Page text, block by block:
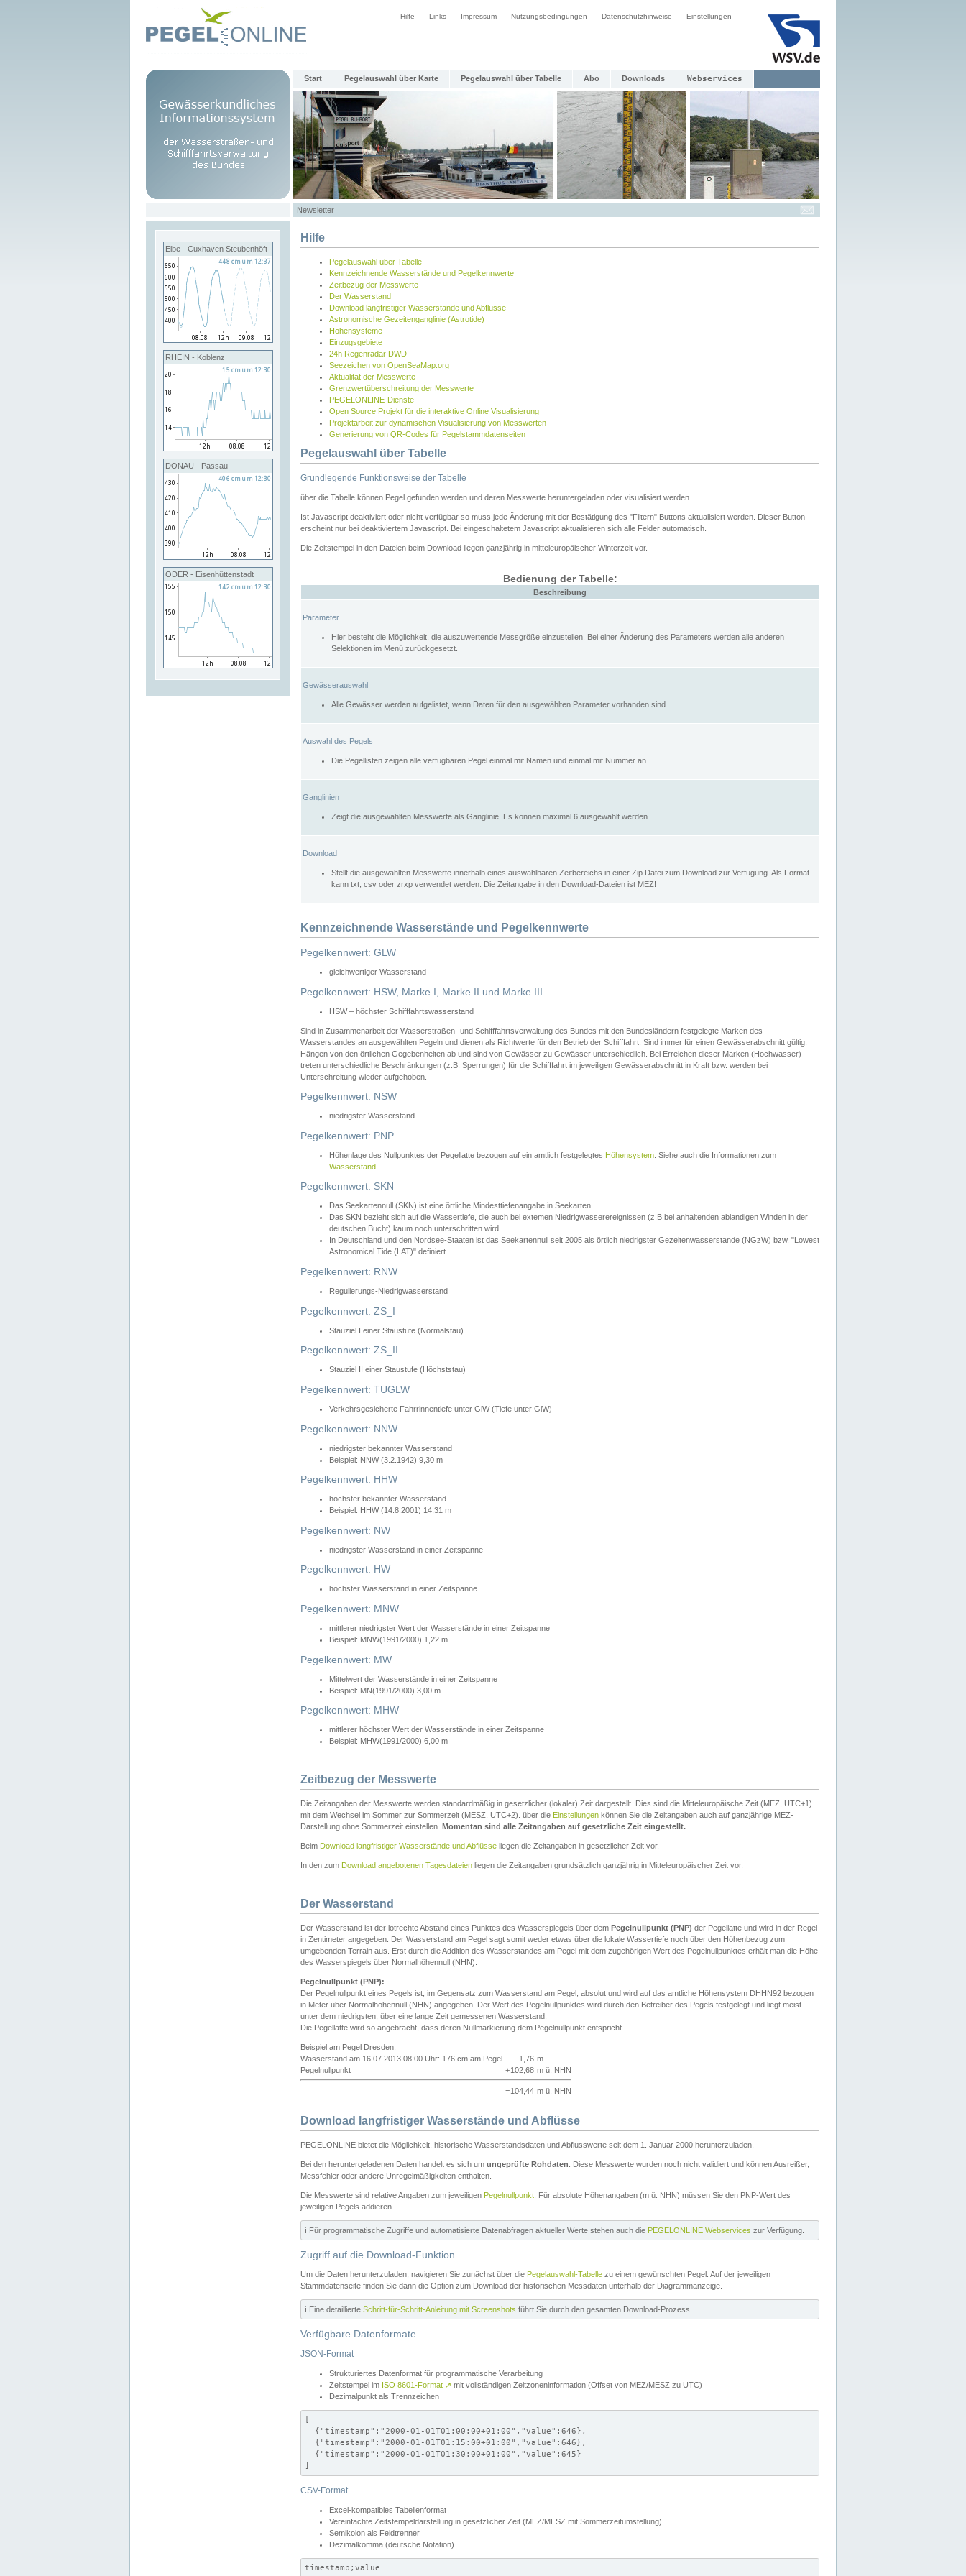
Hilfe Links Impressum Nutzungsbedingungen Datenschutzhinweise Einstellungen
Start Pegelauswahl über Karte Pegelauswahl über Tabelle Abo Downloads Webservices
Newsletter
Elbe - Cuxhaven Steubenhöft
RHEIN - Koblenz
DONAU - Passau
ODER - Eisenhüttenstadt
Hilfe
Pegelauswahl über Tabelle
Kennzeichnende Wasserstände und Pegelkennwerte
Zeitbezug der Messwerte
Der Wasserstand
Download langfristiger Wasserstände und Abflüsse
Astronomische Gezeitenganglinie (Astrotide)
Höhensysteme
Einzugsgebiete
24h Regenradar DWD
Seezeichen von OpenSeaMap.org
Aktualität der Messwerte
Grenzwertüberschreitung der Messwerte
PEGELONLINE-Dienste
Open Source Projekt für die interaktive Online Visualisierung
Projektarbeit zur dynamischen Visualisierung von Messwerten
Generierung von QR-Codes für Pegelstammdatenseiten
Pegelauswahl über Tabelle
Grundlegende Funktionsweise der Tabelle
über die Tabelle können Pegel gefunden werden und deren Messwerte heruntergeladen oder visualisiert werden.
Ist Javascript deaktiviert oder nicht verfügbar so muss jede Änderung mit der Bestätigung des "Filtern" Buttons aktualisiert werden. Dieser Button
erscheint nur bei deaktiviertem Javascript. Bei eingeschaltetem Javascript aktualisieren sich alle Felder automatisch.
Die Zeitstempel in den Dateien beim Download liegen ganzjährig in mitteleuropäischer Winterzeit vor.
Bedienung der Tabelle:
Beschreibung
Parameter
Hier besteht die Möglichkeit, die auszuwertende Messgröße einzustellen. Bei einer Änderung des Parameters werden alle anderen
Selektionen im Menü zurückgesetzt.
Gewässerauswahl
Alle Gewässer werden aufgelistet, wenn Daten für den ausgewählten Parameter vorhanden sind.
Auswahl des Pegels
Die Pegellisten zeigen alle verfügbaren Pegel einmal mit Namen und einmal mit Nummer an.
Ganglinien
Zeigt die ausgewählten Messwerte als Ganglinie. Es können maximal 6 ausgewählt werden.
Download
Stellt die ausgewählten Messwerte innerhalb eines auswählbaren Zeitbereichs in einer Zip Datei zum Download zur Verfügung. Als Format
kann txt, csv oder zrxp verwendet werden. Die Zeitangabe in den Download-Dateien ist MEZ!
Kennzeichnende Wasserstände und Pegelkennwerte
Pegelkennwert: GLW
gleichwertiger Wasserstand
Pegelkennwert: HSW, Marke I, Marke II und Marke III
HSW – höchster Schifffahrtswasserstand
Sind in Zusammenarbeit der Wasserstraßen- und Schifffahrtsverwaltung des Bundes mit den Bundesländern festgelegte Marken des
Wasserstandes an ausgewählten Pegeln und dienen als Richtwerte für den Betrieb der Schifffahrt. Sind immer für einen Gewässerabschnitt gültig.
Hängen von den örtlichen Gegebenheiten ab und sind von Gewässer zu Gewässer unterschiedlich. Bei Erreichen dieser Marken (Hochwasser)
treten unterschiedliche Beschränkungen (z.B. Sperrungen) für die Schifffahrt im jeweiligen Gewässerabschnitt in Kraft bzw. werden bei
Unterschreitung wieder aufgehoben.
Pegelkennwert: NSW
niedrigster Wasserstand
Pegelkennwert: PNP
Höhenlage des Nullpunktes der Pegellatte bezogen auf ein amtlich festgelegtes Höhensystem . Siehe auch die Informationen zum
Wasserstand
Pegelkennwert: SKN
Das Seekartennull (SKN) ist eine örtliche Mindesttiefenangabe in Seekarten.
Das SKN bezieht sich auf die Wassertiefe, die auch bei extemen Niedrigwasserereignissen (z.B bei anhaltenden ablandigen Winden in der
deutschen Bucht) kaum noch unterschritten wird.
In Deutschland und den Nordsee-Staaten ist das Seekartennull seit 2005 als örtlich niedrigster Gezeitenwasserstande (NGzW) bzw. "Lowest
Astronomical Tide (LAT)" definiert.
Pegelkennwert: RNW
Regulierungs-Niedrigwasserstand
Pegelkennwert: ZS_I
Stauziel I einer Staustufe (Normalstau)
Pegelkennwert: ZS_II
Stauziel II einer Staustufe (Höchststau)
Pegelkennwert: TUGLW
Verkehrsgesicherte Fahrrinnentiefe unter GlW (Tiefe unter GlW)
Pegelkennwert: NNW
niedrigster bekannter Wasserstand
Beispiel: NNW (3.2.1942) 9,30 m
Pegelkennwert: HHW
höchster bekannter Wasserstand
Beispiel: HHW (14.8.2001) 14,31 m
Pegelkennwert: NW
niedrigster Wasserstand in einer Zeitspanne
Pegelkennwert: HW
höchster Wasserstand in einer Zeitspanne
Pegelkennwert: MNW
mittlerer niedrigster Wert der Wasserstände in einer Zeitspanne
Beispiel: MNW(1991/2000) 1,22 m
Pegelkennwert: MW
Mittelwert der Wasserstände in einer Zeitspanne
Beispiel: MN(1991/2000) 3,00 m
Pegelkennwert: MHW
mittlerer höchster Wert der Wasserstände in einer Zeitspanne
Beispiel: MHW(1991/2000) 6,00 m
Zeitbezug der Messwerte
Die Zeitangaben der Messwerte werden standardmäßig in gesetzlicher (lokaler) Zeit dargestellt. Dies sind die Mitteleuropäische Zeit (MEZ, UTC+1)
mit dem Wechsel im Sommer zur Sommerzeit (MESZ, UTC+2). über die Einstellungen können Sie die Zeitangaben auch auf ganzjährige MEZ-
Darstellung ohne Sommerzeit einstellen. Momentan sind alle Zeitangaben auf gesetzliche Zeit eingestellt.
Beim Download langfristiger Wasserstände und Abflüsse liegen die Zeitangaben in gesetzlicher Zeit vor.
In den zum Download angebotenen Tagesdateien liegen die Zeitangaben grundsätzlich ganzjährig in Mitteleuropäischer Zeit vor.
Der Wasserstand
Der Wasserstand ist der lotrechte Abstand eines Punktes des Wasserspiegels über dem Pegelnullpunkt (PNP) der Pegellatte und wird in der Regel
in Zentimeter angegeben. Der Wasserstand am Pegel sagt somit weder etwas über die lokale Wassertiefe noch über den Höhenbezug zum
umgebenden Terrain aus. Erst durch die Addition des Wasserstandes am Pegel mit dem zugehörigen Wert des Pegelnullpunktes erhält man die Höhe
des Wasserspiegels über Normalhöhennull (NHN).
Pegelnullpunkt (PNP):
Der Pegelnullpunkt eines Pegels ist, im Gegensatz zum Wasserstand am Pegel, absolut und wird auf das amtliche Höhensystem DHHN92 bezogen
in Meter über Normalhöhennull (NHN) angegeben. Der Wert des Pegelnullpunktes wird durch den Betreiber des Pegels festgelegt und liegt meist
unter dem niedrigsten, über eine lange Zeit gemessenen Wasserstand.
Die Pegellatte wird so angebracht, dass deren Nullmarkierung dem Pegelnullpunkt entspricht.
Beispiel am Pegel Dresden:
Wasserstand am 16.07.2013 08:00 Uhr: 176 cm am Pegel
1,76 m
Pegelnullpunkt
+102,68 m ü. NHN
=104,44 m ü. NHN
Download langfristiger Wasserstände und Abflüsse
PEGELONLINE bietet die Möglichkeit, historische Wasserstandsdaten und Abflusswerte seit dem 1. Januar 2000 herunterzuladen.
Bei den heruntergeladenen Daten handelt es sich um ungeprüfte Rohdaten . Diese Messwerte wurden noch nicht validiert und können Ausreißer,
Messfehler oder andere Unregelmäßigkeiten enthalten.
Die Messwerte sind relative Angaben zum jeweiligen Pegelnullpunkt . Für absolute Höhenangaben (m ü. NHN) müssen Sie den PNP-Wert des
jeweiligen Pegels addieren.
ℹ️ Für programmatische Zugriffe und automatisierte Datenabfragen aktueller Werte stehen auch die PEGELONLINE Webservices zur Verfügung.
Zugriff auf die Download-Funktion
Um die Daten herunterzuladen, navigieren Sie zunächst über die Pegelauswahl-Tabelle zu einem gewünschten Pegel. Auf der jeweiligen
Stammdatenseite finden Sie dann die Option zum Download der historischen Messdaten unterhalb der Diagrammanzeige.
ℹ️ Eine detaillierte Schritt-für-Schritt-Anleitung mit Screenshots führt Sie durch den gesamten Download-Prozess.
Verfügbare Datenformate
JSON-Format
Strukturiertes Datenformat für programmatische Verarbeitung
Zeitstempel im ISO 8601-Format ↗ mit vollständigen Zeitzoneninformation (Offset von MEZ/MESZ zu UTC)
Dezimalpunkt als Trennzeichen
[
  {"timestamp":"2000-01-01T01:00:00+01:00","value":646},
  {"timestamp":"2000-01-01T01:15:00+01:00","value":646},
  {"timestamp":"2000-01-01T01:30:00+01:00","value":645}
]
CSV-Format
Excel-kompatibles Tabellenformat
Vereinfachte Zeitstempeldarstellung in gesetzlicher Zeit (MEZ/MESZ mit Sommerzeitumstellung)
Semikolon als Feldtrenner
Dezimalkomma (deutsche Notation)
timestamp;value